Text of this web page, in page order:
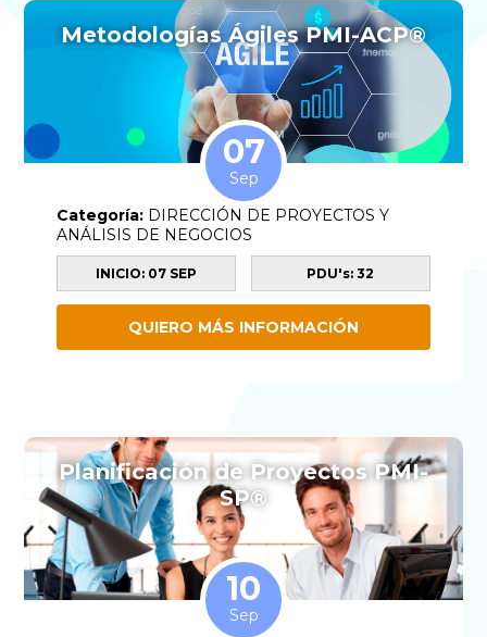
07
Sep
Metodologías Ágiles PMI-ACP®
Categoría: DIRECCIÓN DE PROYECTOS Y
ANÁLISIS DE NEGOCIOS
INICIO: 07 SEP PDU's: 32
QUIERO MÁS INFORMACIÓN
10
Sep
Planificación de Proyectos PMI-
SP®